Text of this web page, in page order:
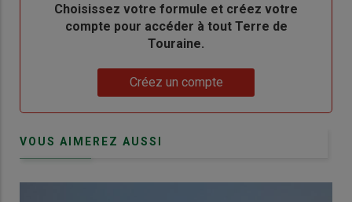
BodyChoisissez votre formule et créez votre
compte pour accéder à tout Terre de
Touraine.
Créez un compte
VOUS AIMEREZ AUSSI